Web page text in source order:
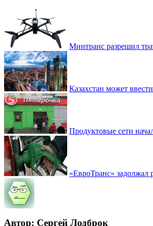
Минтранс разрешил
Казахстан может
Продуктовые сети
«ЕвроТранс»
Автор: Сергей Лодброк